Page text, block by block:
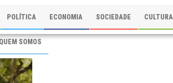
POLÍTICA ECONOMIA SOCIEDADE CULTURA
QUEM SOMOS